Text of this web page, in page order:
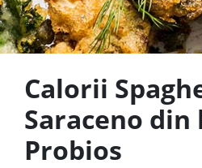
Calorii
Saraceno din
Probios